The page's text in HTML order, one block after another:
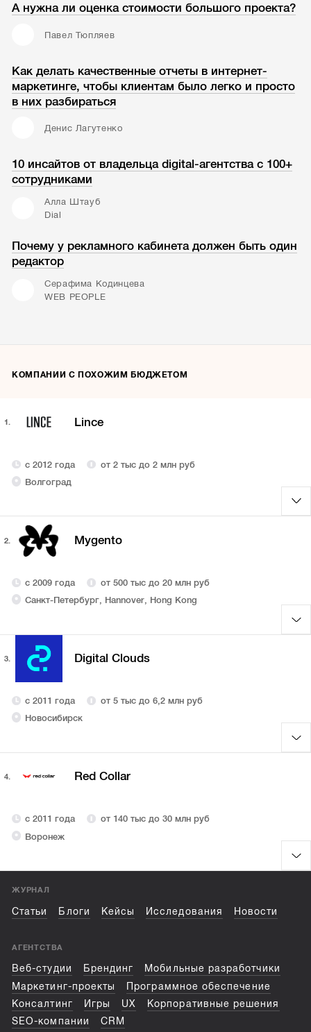
А нужна ли оценка стоимости большого проекта?
Павел Тюпляев
Как делать качественные отчеты в интернет-
маркетинге, чтобы клиентам было легко и просто
в них разбираться
Денис Лагутенко
10 инсайтов от владельца digital-агентства с 100+
сотрудниками
Алла Штауб
Dial
Почему у рекламного кабинета должен быть один
редактор
Серафима Кодинцева
WEB PEOPLE
КОМПАНИИ С ПОХОЖИМ БЮДЖЕТОМ
1. Lince
с 2012 года
от 2 тыс до 2 млн руб
Волгоград
2. Mygento
с 2009 года
от 500 тыс до 20 млн руб
Санкт-Петербург, Hannover, Hong Kong
3. Digital Clouds
с 2011 года
от 5 тыс до 6,2 млн руб
Новосибирск
4. Red Collar
с 2011 года
от 140 тыс до 30 млн руб
Воронеж
ЖУРНАЛ
Статьи Блоги Кейсы Исследования Новости
АГЕНТСТВА
Веб-студии Брендинг
Мобильные разработчики
Маркетинг-проекты
Программное обеспечение
Консалтинг
Игры UX
Корпоративные решения
SEO-компании
CRM